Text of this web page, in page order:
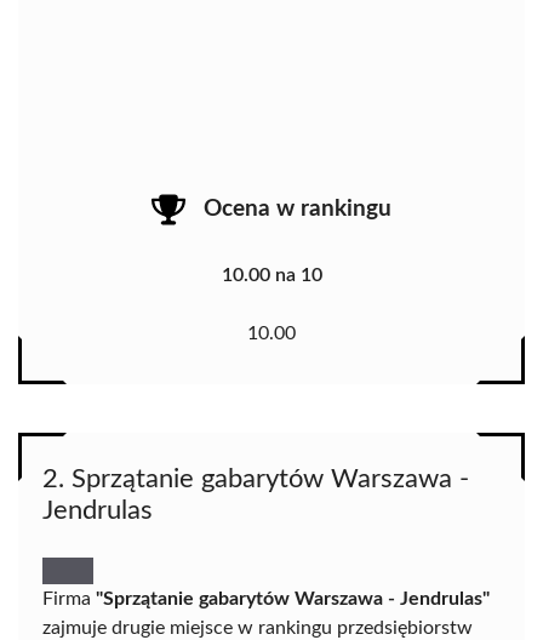
Ocena w rankingu
10.00 na 10
10.00
2. Sprzątanie gabarytów Warszawa -
Jendrulas
Firma "Sprzątanie gabarytów Warszawa - Jendrulas"
zajmuje drugie miejsce w rankingu przedsiębiorstw